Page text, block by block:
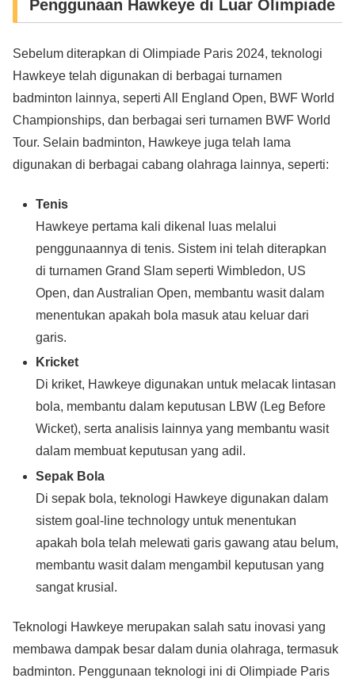
Penggunaan Hawkeye di Luar Olimpiade
Sebelum diterapkan di Olimpiade Paris 2024, teknologi
Hawkeye telah digunakan di berbagai turnamen
badminton lainnya, seperti All England Open, BWF World
Championships, dan berbagai seri turnamen BWF World
Tour. Selain badminton, Hawkeye juga telah lama
digunakan di berbagai cabang olahraga lainnya, seperti:
Tenis
Hawkeye pertama kali dikenal luas melalui
penggunaannya di tenis. Sistem ini telah diterapkan
di turnamen Grand Slam seperti Wimbledon, US
Open, dan Australian Open, membantu wasit dalam
menentukan apakah bola masuk atau keluar dari
garis.
Kricket
Di kriket, Hawkeye digunakan untuk melacak lintasan
bola, membantu dalam keputusan LBW (Leg Before
Wicket), serta analisis lainnya yang membantu wasit
dalam membuat keputusan yang adil.
Sepak Bola
Di sepak bola, teknologi Hawkeye digunakan dalam
sistem goal-line technology untuk menentukan
apakah bola telah melewati garis gawang atau belum,
membantu wasit dalam mengambil keputusan yang
sangat krusial.
Teknologi Hawkeye merupakan salah satu inovasi yang
membawa dampak besar dalam dunia olahraga, termasuk
badminton. Penggunaan teknologi ini di Olimpiade Paris